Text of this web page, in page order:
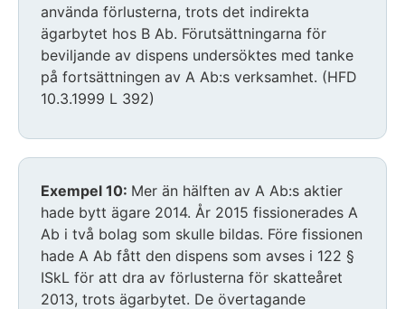
använda förlusterna, trots det indirekta
ägarbytet hos B Ab. Förutsättningarna för
beviljande av dispens undersöktes med tanke
på fortsättningen av A Ab:s verksamhet. (HFD
10.3.1999 L 392)
Exempel 10: Mer än hälften av A Ab:s aktier
hade bytt ägare 2014. År 2015 fissionerades A
Ab i två bolag som skulle bildas. Före fissionen
hade A Ab fått den dispens som avses i 122 §
ISkL för att dra av förlusterna för skatteåret
2013, trots ägarbytet. De övertagande